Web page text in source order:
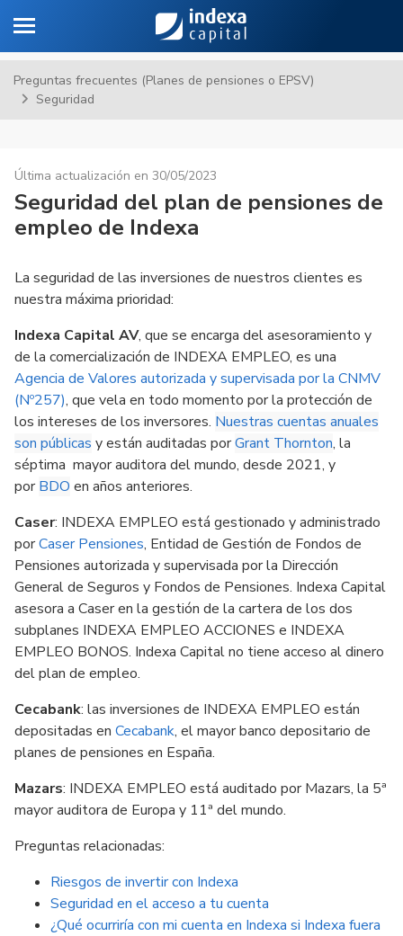
Toggle navigation
Preguntas frecuentes (Planes de pensiones o EPSV)
Seguridad
Última actualización en 30/05/2023
Seguridad del plan de pensiones de
empleo de Indexa
La seguridad de las inversiones de nuestros clientes es
nuestra máxima prioridad:
Indexa Capital AV, que se encarga del asesoramiento y
de la comercialización de INDEXA EMPLEO, es una
Agencia de Valores autorizada y supervisada por la CNMV
(Nº257), que vela en todo momento por la protección de
los intereses de los inversores. Nuestras cuentas anuales
son públicas y están auditadas porGrant Thornton, la
séptima mayor auditora del mundo, desde 2021, y
porBDO en años anteriores.
Caser: INDEXA EMPLEO está gestionado y administrado
porCaser Pensiones, Entidad de Gestión de Fondos de
Pensiones autorizada y supervisada por la Dirección
General de Seguros y Fondos de Pensiones. Indexa Capital
asesora a Caser en la gestión de la cartera de los dos
subplanes INDEXA EMPLEO ACCIONES e INDEXA
EMPLEO BONOS. Indexa Capital no tiene acceso al dinero
del plan de empleo.
Cecabank: las inversiones de INDEXA EMPLEO están
depositadas en Cecabank, el mayor banco depositario de
planes de pensiones en España.
Mazars: INDEXA EMPLEO está auditado por Mazars, la 5ª
mayor auditora de Europa y 11ª del mundo.
Preguntas relacionadas:
Riesgos de invertir con Indexa
Seguridad en el acceso a tu cuenta
¿Qué ocurriría con mi cuenta en Indexa si Indexa fuera